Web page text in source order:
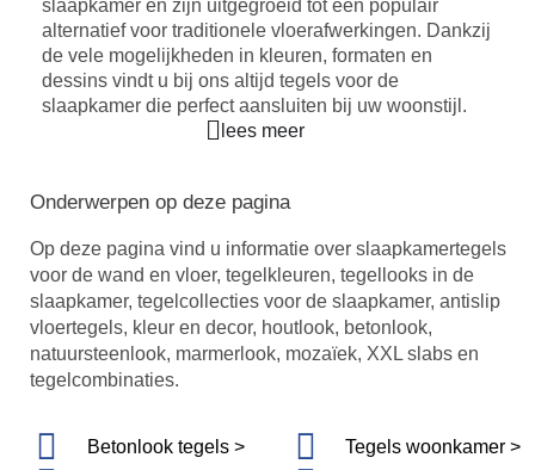
voor elke woonstijl
slaapkamer en zijn uitgegroeid tot een populair
alternatief voor traditionele vloerafwerkingen. Dankzij
de vele mogelijkheden in kleuren, formaten en
dessins vindt u bij ons altijd tegels voor de
slaapkamer die perfect aansluiten bij uw woonstijl.
Onderwerpen op deze pagina
Op deze pagina vind u informatie over slaapkamertegels
voor de wand en vloer, tegelkleuren, tegellooks in de
slaapkamer, tegelcollecties voor de slaapkamer, antislip
vloertegels, kleur en decor, houtlook, betonlook,
natuursteenlook, marmerlook, mozaïek, XXL slabs en
tegelcombinaties.
Betonlook tegels >
Tegels woonkamer >